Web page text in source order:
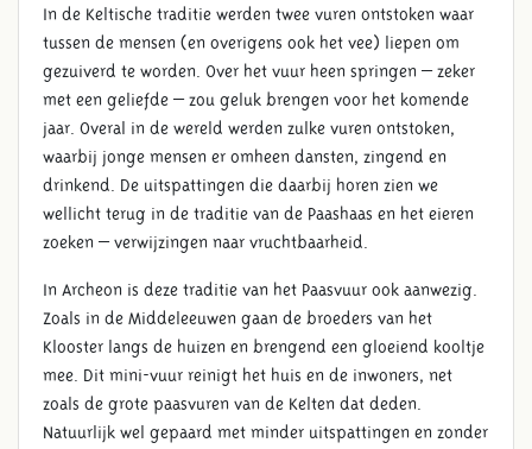
In de Keltische traditie werden twee vuren ontstoken waar
tussen de mensen (en overigens ook het vee) liepen om
gezuiverd te worden. Over het vuur heen springen – zeker
met een geliefde – zou geluk brengen voor het komende
jaar. Overal in de wereld werden zulke vuren ontstoken,
waarbij jonge mensen er omheen dansten, zingend en
drinkend. De uitspattingen die daarbij horen zien we
wellicht terug in de traditie van de Paashaas en het eieren
zoeken – verwijzingen naar vruchtbaarheid.
In Archeon is deze traditie van het Paasvuur ook aanwezig.
Zoals in de Middeleeuwen gaan de broeders van het
Klooster langs de huizen en brengend een gloeiend kooltje
mee. Dit mini-vuur reinigt het huis en de inwoners, net
zoals de grote paasvuren van de Kelten dat deden.
Natuurlijk wel gepaard met minder uitspattingen en zonder